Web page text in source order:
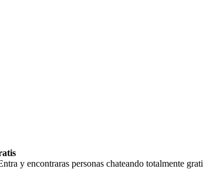
y encontraras personas chateando totalmente